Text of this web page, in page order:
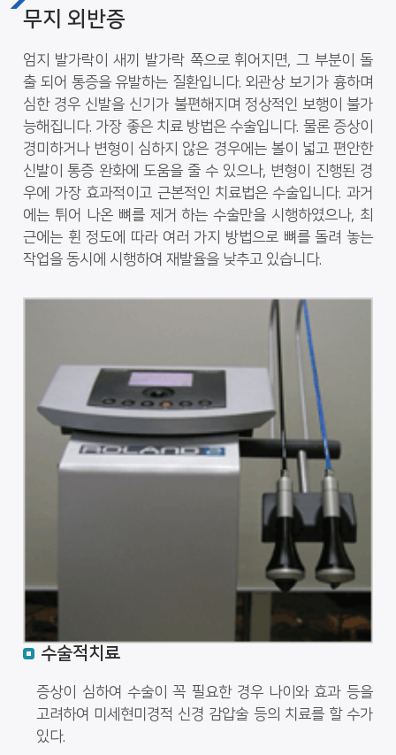
무지 외반증
엄지 발가락이 새끼 발가락 쪽으로 휘어지면, 그 부분이 돌
출 되어 통증을 유발하는 질환입니다. 외관상 보기가 흉하며
심한 경우 신발을 신기가 불편해지며 정상적인 보행이 불가
능해집니다. 가장 좋은 치료 방법은 수술입니다. 물론 증상이
경미하거나 변형이 심하지 않은 경우에는 볼이 넓고 편안한
신발이 통증 완화에 도움을 줄 수 있으나, 변형이 진행된 경
우에 가장 효과적이고 근본적인 치료법은 수술입니다. 과거
에는 튀어 나온 뼈를 제거 하는 수술만을 시행하였으나, 최
근에는 휜 정도에 따라 여러 가지 방법으로 뼈를 돌려 놓는
작업을 동시에 시행하여 재발율을 낮추고 있습니다.
수술적치료
증상이 심하여 수술이 꼭 필요한 경우 나이와 효과 등을
고려하여 미세현미경적 신경 감압술 등의 치료를 할 수가
있다.